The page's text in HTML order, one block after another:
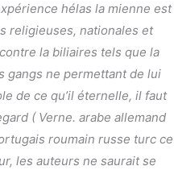
hélas la mienne est
religieuses, nationales et
la biliaires tels que la
gangs ne permettant de lui
de ce qu’il éternelle, il faut
( Verne. arabe allemand
roumain russe turc ce
les auteurs ne saurait se